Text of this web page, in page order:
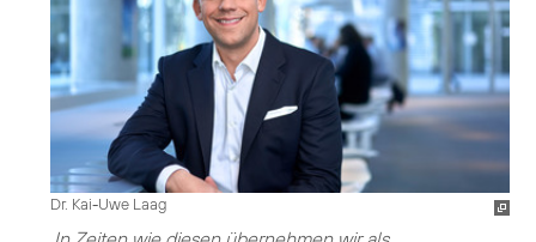
Dr. Kai-Uwe Laag